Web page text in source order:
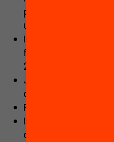
pública, les xarxes
utilitat del
Incorporació
fins finalització del
2023).
Jornada completa
divendres.
Retribució
Incorporació a un
creació, dinàmic i